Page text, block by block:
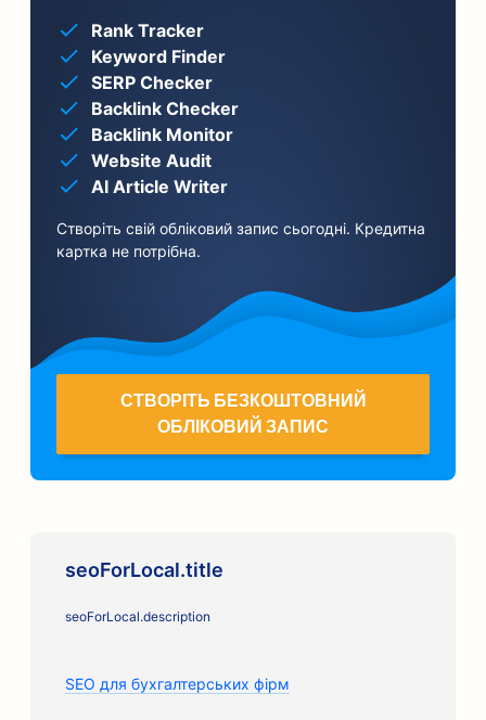
Rank Tracker
Keyword Finder
SERP Checker
Backlink Checker
Backlink Monitor
Website Audit
AI Article Writer
Створіть свій обліковий запис сьогодні. Кредитна
картка не потрібна.
СТВОРІТЬ БЕЗКОШТОВНИЙ
ОБЛІКОВИЙ ЗАПИС
seoForLocal.title
seoForLocal.description
SEO для бухгалтерських фірм